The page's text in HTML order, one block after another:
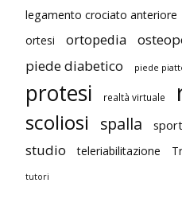
legamento crociato anteriore
ortesi
ortopedia
piede diabetico piede
protesi realtà virtuale
scoliosi spalla sport
studio teleriabilitazione
tutori